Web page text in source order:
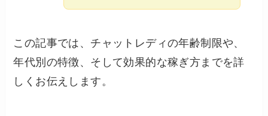
この記事では、チャットレディの年齢制限や、
年代別の特徴、そして効果的な稼ぎ方までを詳
しくお伝えします。